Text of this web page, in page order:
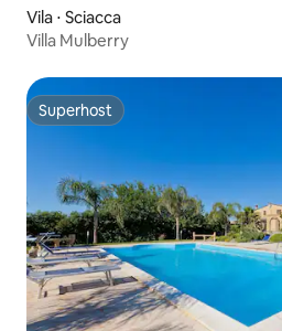
Vila ⋅ Sciacca
Villa Mulberry
Superhost
Superhost